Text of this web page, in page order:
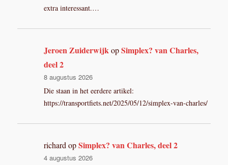
extra interessant.…
Jeroen Zuiderwijk opSimplex? van Charles,
deel 2
8 augustus 2026
Die staan in het eerdere artikel:
https://transportfiets.net/2025/05/12/simplex-van-charles/
richard opSimplex? van Charles, deel 2
4 augustus 2026